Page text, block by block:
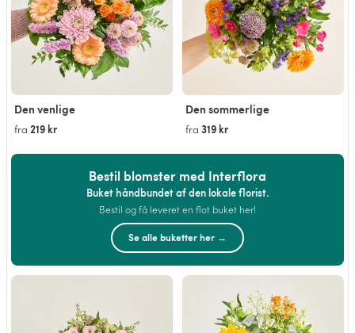
Den venlige
fra 219 kr
Den sommerlige
fra 319 kr
Bestil blomster med Interflora
Buket håndbundet af den lokale florist.
Bestil og få leveret en flot buket her!
Se alle buketter her →